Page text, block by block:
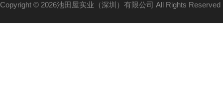
Copyright © 2026池田屋实业（深圳）有限公司 All Rights